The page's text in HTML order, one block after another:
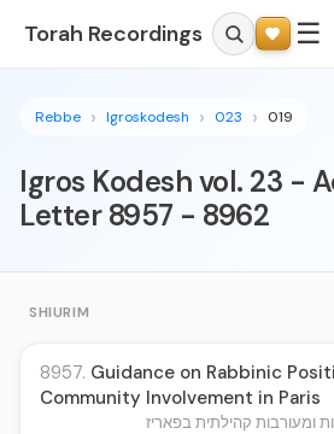
Torah Recordings ☰
Rebbe Igroskodesh 023 019
Igros Kodesh vol. 23 -
Letter 8957 - 8962
SHIURIM
8957. Guidance on Rabbinic
Community Involvement in Paris
ומעורבות קהילתית בפאריז